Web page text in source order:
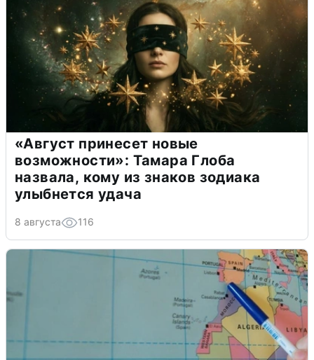
«Август принесет новые
возможности»: Тамара Глоба
назвала, кому из знаков зодиака
улыбнется удача
8 августа 116